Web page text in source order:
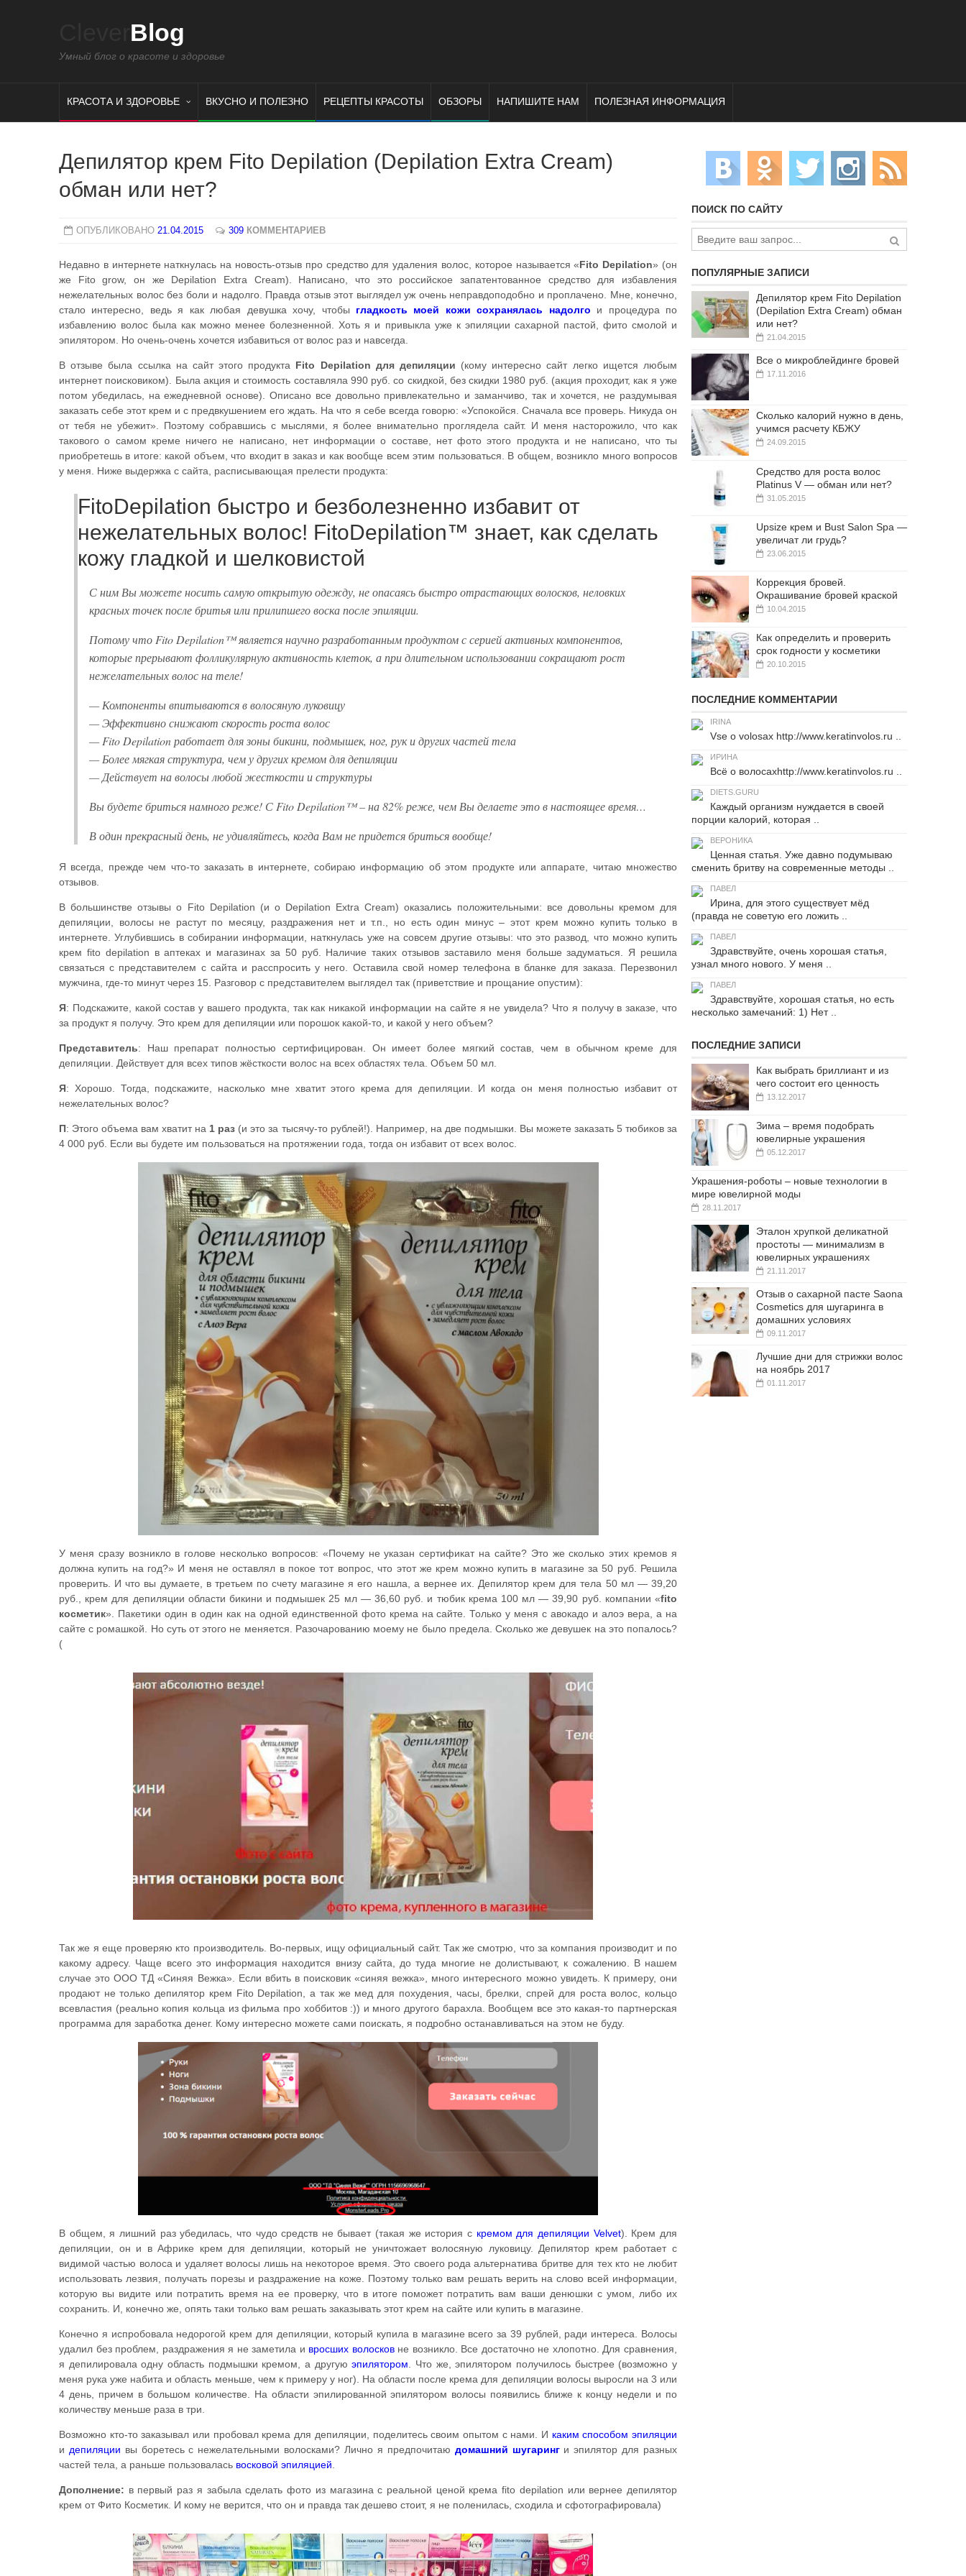
Blog
Умный блог о красоте и здоровье
КРАСОТА И ЗДОРОВЬЕ ВКУСНО И ПОЛЕЗНО РЕЦЕПТЫ КРАСОТЫ ОБЗОРЫ НАПИШИТЕ НАМ ПОЛЕЗНАЯ ИНФОРМАЦИЯ
Депилятор крем Fito Depilation (Depilation Extra Cream)
обман или нет?
ОПУБЛИКОВАНО 21.04.2015 309 КОММЕНТАРИЕВ
Недавно в интернете наткнулась на новость-отзыв про средство для удаления волос, которое называется «Fito Depilation» (он
же Fito grow, он же Depilation Extra Cream). Написано, что это российское запатентованное средство для избавления
нежелательных волос без боли и надолго. Правда отзыв этот выглядел уж очень неправдоподобно и проплачено. Мне, конечно,
стало интересно, ведь я как любая девушка хочу, чтобы гладкость моей кожи сохранялась надолго и процедура по
избавлению волос была как можно менее болезненной. Хоть я и привыкла уже к эпиляции сахарной пастой, фито смолой и
эпилятором. Но очень-очень хочется избавиться от волос раз и навсегда.
В отзыве была ссылка на сайт этого продукта Fito Depilation для депиляции (кому интересно сайт легко ищется любым
интернет поисковиком). Была акция и стоимость составляла 990 руб. со скидкой, без скидки 1980 руб. (акция проходит, как я уже
потом убедилась, на ежедневной основе). Описано все довольно привлекательно и заманчиво, так и хочется, не раздумывая
заказать себе этот крем и с предвкушением его ждать. На что я себе всегда говорю: «Успокойся. Сначала все проверь. Никуда он
от тебя не убежит». Поэтому собравшись с мыслями, я более внимательно проглядела сайт. И меня насторожило, что как
такового о самом креме ничего не написано, нет информации о составе, нет фото этого продукта и не написано, что ты
приобретешь в итоге: какой объем, что входит в заказ и как вообще всем этим пользоваться. В общем, возникло много вопросов
у меня. Ниже выдержка с сайта, расписывающая прелести продукта:
FitoDepilation быстро и безболезненно избавит от
нежелательных волос! FitoDepilation™ знает, как сделать
кожу гладкой и шелковистой
С ним Вы можете носить самую открытую одежду, не опасаясь быстро отрастающих волосков, неловких
красных точек после бритья или прилипшего воска после эпиляции.
Потому что Fito Depilation™ является научно разработанным продуктом с серией активных компонентов,
которые прерывают фолликулярную активность клеток, а при длительном использовании сокращают рост
нежелательных волос на теле!
— Компоненты впитываются в волосяную луковицу
— Эффективно снижают скорость роста волос
— Fito Depilation работает для зоны бикини, подмышек, ног, рук и других частей тела
— Более мягкая структура, чем у других кремом для депиляции
— Действует на волосы любой жесткости и структуры
Вы будете бриться намного реже! С Fito Depilation™ – на 82% реже, чем Вы делаете это в настоящее время…
В один прекрасный день, не удивляйтесь, когда Вам не придется бриться вообще!
Я всегда, прежде чем что-то заказать в интернете, собираю информацию об этом продукте или аппарате, читаю множество
отзывов.
В большинстве отзывы о Fito Depilation (и о Depilation Extra Cream) оказались положительными: все довольны кремом для
депиляции, волосы не растут по месяцу, раздражения нет и т.п., но есть один минус – этот крем можно купить только в
интернете. Углубившись в собирании информации, наткнулась уже на совсем другие отзывы: что это развод, что можно купить
крем fito depilation в аптеках и магазинах за 50 руб. Наличие таких отзывов заставило меня больше задуматься. Я решила
связаться с представителем с сайта и расспросить у него. Оставила свой номер телефона в бланке для заказа. Перезвонил
мужчина, где-то минут через 15. Разговор с представителем выглядел так (приветствие и прощание опустим):
Я: Подскажите, какой состав у вашего продукта, так как никакой информации на сайте я не увидела? Что я получу в заказе, что
за продукт я получу. Это крем для депиляции или порошок какой-то, и какой у него объем?
Представитель: Наш препарат полностью сертифицирован. Он имеет более мягкий состав, чем в обычном креме для
депиляции. Действует для всех типов жёсткости волос на всех областях тела. Объем 50 мл.
Я: Хорошо. Тогда, подскажите, насколько мне хватит этого крема для депиляции. И когда он меня полностью избавит от
нежелательных волос?
П: Этого объема вам хватит на 1 раз (и это за тысячу-то рублей!). Например, на две подмышки. Вы можете заказать 5 тюбиков за
4 000 руб. Если вы будете им пользоваться на протяжении года, тогда он избавит от всех волос.
У меня сразу возникло в голове несколько вопросов: «Почему не указан сертификат на сайте? Это же сколько этих кремов я
должна купить на год?» И меня не оставлял в покое тот вопрос, что этот же крем можно купить в магазине за 50 руб. Решила
проверить. И что вы думаете, в третьем по счету магазине я его нашла, а вернее их. Депилятор крем для тела 50 мл — 39,20
руб., крем для депиляции области бикини и подмышек 25 мл — 36,60 руб. и тюбик крема 100 мл — 39,90 руб. компании «fito
косметик». Пакетики один в один как на одной единственной фото крема на сайте. Только у меня с авокадо и алоэ вера, а на
сайте с ромашкой. Но суть от этого не меняется. Разочарованию моему не было предела. Сколько же девушек на это попалось?
(
Так же я еще проверяю кто производитель. Во-первых, ищу официальный сайт. Так же смотрю, что за компания производит и по
какому адресу. Чаще всего это информация находится внизу сайта, до туда многие не долистывают, к сожалению. В нашем
случае это ООО ТД «Синяя Вежка». Если вбить в поисковик «синяя вежка», много интересного можно увидеть. К примеру, они
продают не только депилятор крем Fito Depilation, а так же мед для похудения, часы, брелки, спрей для роста волос, кольцо
всевластия (реально копия кольца из фильма про хоббитов :)) и много другого барахла. Вообщем все это какая-то партнерская
программа для заработка денег. Кому интересно можете сами поискать, я подробно останавливаться на этом не буду.
В общем, я лишний раз убедилась, что чудо средств не бывает (такая же история с кремом для депиляции Velvet). Крем для
депиляции, он и в Африке крем для депиляции, который не уничтожает волосяную луковицу. Депилятор крем работает с
видимой частью волоса и удаляет волосы лишь на некоторое время. Это своего рода альтернатива бритве для тех кто не любит
использовать лезвия, получать порезы и раздражение на коже. Поэтому только вам решать верить на слово всей информации,
которую вы видите или потратить время на ее проверку, что в итоге поможет потратить вам ваши денюшки с умом, либо их
сохранить. И, конечно же, опять таки только вам решать заказывать этот крем на сайте или купить в магазине.
Конечно я испробовала недорогой крем для депиляции, который купила в магазине всего за 39 рублей, ради интереса. Волосы
удалил без проблем, раздражения я не заметила и вросших волосковне возникло. Все достаточно не хлопотно. Для сравнения,
я депилировала одну область подмышки кремом, а другуюэпилятором. Что же, эпилятором получилось быстрее (возможно у
меня рука уже набита и область меньше, чем к примеру у ног). На области после крема для депиляции волосы выросли на 3 или
4 день, причем в большом количестве. На области эпилированной эпилятором волосы появились ближе к концу недели и по
количеству меньше раза в три.
Возможно кто-то заказывал или пробовал крема для депиляции, поделитесь своим опытом с нами. И каким способом эпиляции
и депиляции вы боретесь с нежелательными волосками? Лично я предпочитаю домашний шугаринги эпилятор для разных
частей тела, а раньше пользовалась восковой эпиляцией.
Дополнение: в первый раз я забыла сделать фото из магазина с реальной ценой крема fito depilation или вернее депилятор
крем от Фито Косметик. И кому не верится, что он и правда так дешево стоит, я не поленилась, сходила и сфотографировала)
ПОИСК ПО САЙТУ
ПОПУЛЯРНЫЕ ЗАПИСИ
Депилятор крем Fito Depilation
(Depilation Extra Cream) обман
или нет?
21.04.2015
Все о микроблейдинге бровей
17.11.2016
Сколько калорий нужно в день,
учимся расчету КБЖУ
24.09.2015
Средство для роста волос
Platinus V — обман или нет?
31.05.2015
Upsize крем и Bust Salon Spa —
увеличат ли грудь?
23.06.2015
Коррекция бровей.
Окрашивание бровей краской
10.04.2015
Как определить и проверить
срок годности у косметики
20.10.2015
ПОСЛЕДНИЕ КОММЕНТАРИИ
IRINA
Vse o volosax http://www.keratinvolos.ru ..
ИРИНА
Всё о волосахhttp://www.keratinvolos.ru ..
DIETS.GURU
Каждый организм нуждается в своей
порции калорий, которая ..
ВЕРОНИКА
Ценная статья. Уже давно подумываю
сменить бритву на современные методы ..
ПАВЕЛ
Ирина, для этого существует мёд
(правда не советую его ложить ..
ПАВЕЛ
Здравствуйте, очень хорошая статья,
узнал много нового. У меня ..
ПАВЕЛ
Здравствуйте, хорошая статья, но есть
несколько замечаний: 1) Нет ..
ПОСЛЕДНИЕ ЗАПИСИ
Как выбрать бриллиант и из
чего состоит его ценность
13.12.2017
Зима – время подобрать
ювелирные украшения
05.12.2017
Украшения-роботы – новые технологии в
мире ювелирной моды
28.11.2017
Эталон хрупкой деликатной
простоты — минимализм в
ювелирных украшениях
21.11.2017
Отзыв о сахарной пасте Saona
Cosmetics для шугаринга в
домашних условиях
09.11.2017
Лучшие дни для стрижки волос
на ноябрь 2017
01.11.2017